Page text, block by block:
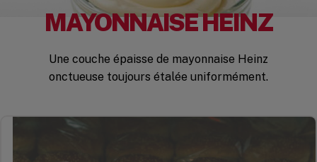
MAYONNAISE HEINZ
Une couche épaisse de mayonnaise Heinz
onctueuse toujours étalée uniformément.